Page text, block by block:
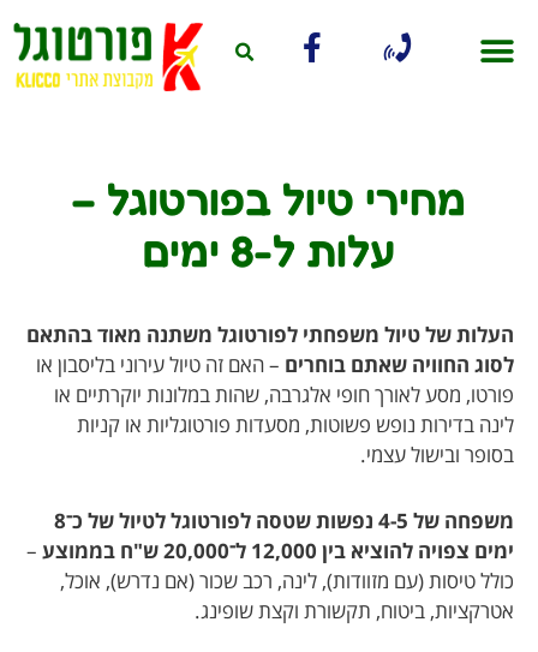
מחירי טיול בפורטוגל –
עלות ל-8 ימים
העלות של טיול משפחתי לפורטוגל משתנה מאוד בהתאם
לסוג החוויה שאתם בוחרים – האם זה טיול עירוני בליסבון או
פורטו, מסע לאורך חופי אלגרבה, שהות במלונות יוקרתיים או
לינה בדירות נופש פשוטות, מסעדות פורטוגליות או קניות
בסופר ובישול עצמי.
משפחה של 4-5 נפשות שטסה לפורטוגל לטיול של כ־8
ימים צפויה להוציא בין 12,000 ל־20,000 ש"ח בממוצע
–
כולל טיסות (עם מזוודות), לינה, רכב שכור (אם נדרש), אוכל,
אטרקציות, ביטוח, תקשורת וקצת שופינג.